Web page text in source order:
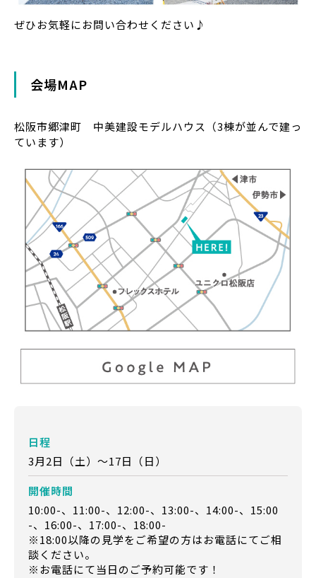
ぜひお気軽にお問い合わせください♪
会場MAP
松阪市郷津町 中美建設モデルハウス（3棟が並んで建っ
ています）
日程
3月2日（土）～17日（日）
開催時間
10:00-、11:00-、12:00-、13:00-、14:00-、15:00
-、16:00-、17:00-、18:00-
※18:00以降の見学をご希望の方はお電話にてご相
談ください。
※お電話にて当日のご予約可能です！